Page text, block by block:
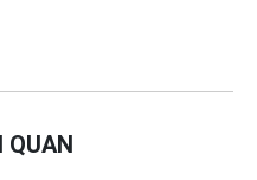
QUAN